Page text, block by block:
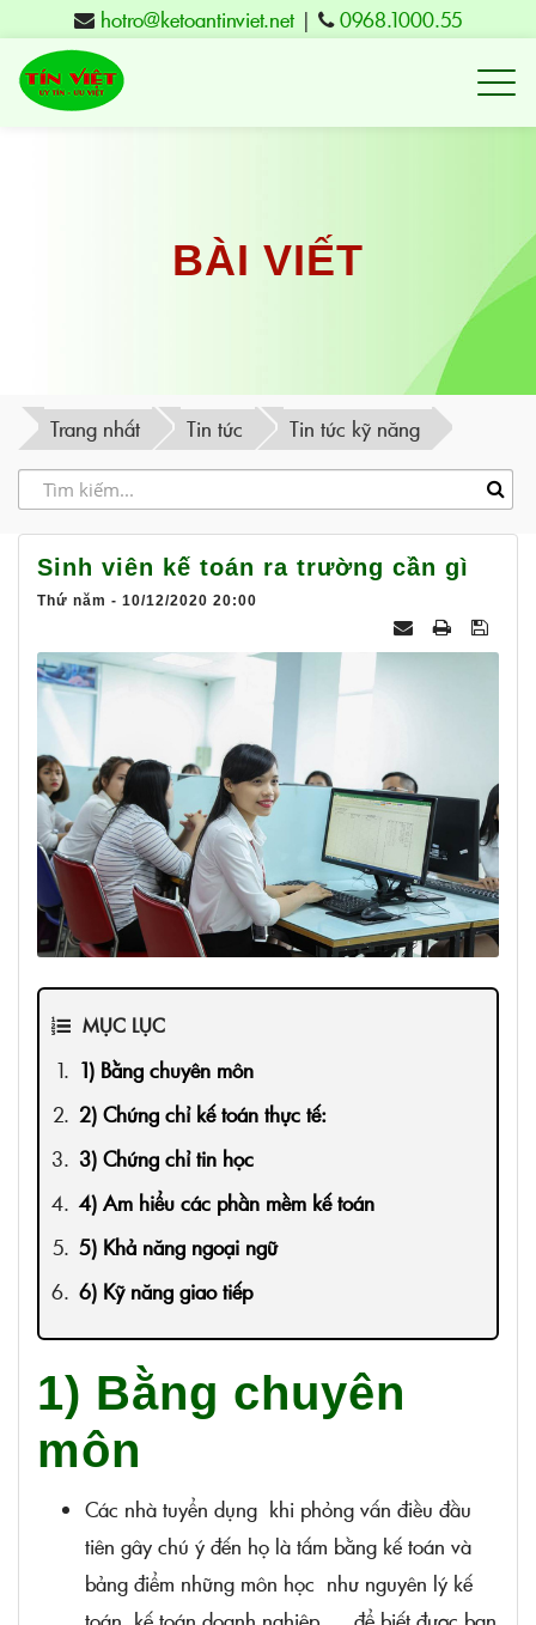
hotro@ketoantinviet.net| 0968.1000.55
Kế
Phú
Yên
tạo
Việt
-
BÀI VIẾT
Trang nhất Tin tức Tin tức kỹ năng
Sinh viên kế toán ra trường cần gì
Thứ năm - 10/12/2020 20:00
MỤC LỤC
1) Bằng chuyên môn
2) Chứng chỉ kế toán thực tế:
3) Chứng chỉ tin học
4) Am hiểu các phần mềm kế toán
5) Khả năng ngoại ngữ
6) Kỹ năng giao tiếp
1) Bằng chuyên
môn
Các nhà tuyển dụng khi phỏng vấn điều đầu
tiên gây chú ý đến họ là tấm bằng kế toán và
bảng điểm những môn học như nguyên lý kế